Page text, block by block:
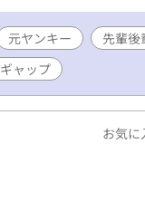
元ヤンキー 先輩後
ギャップ
お気に